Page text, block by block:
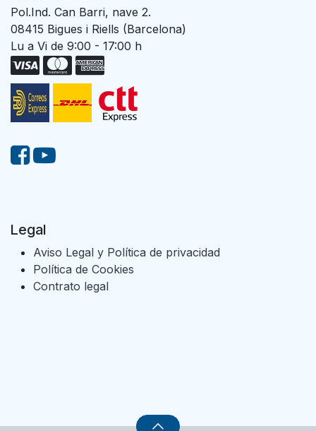
Pol.Ind. Can Barri, nave 2.
08415 Bigues i Riells (Barcelona)
Lu a Vi de 9:00 - 17:00 h
Legal
Aviso Legal y Política de privacidad
Política de Cookies
Contrato legal